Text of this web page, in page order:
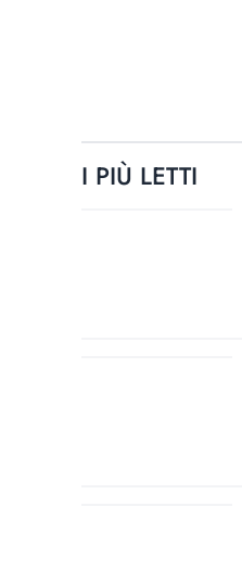
I PIÙ LETTI